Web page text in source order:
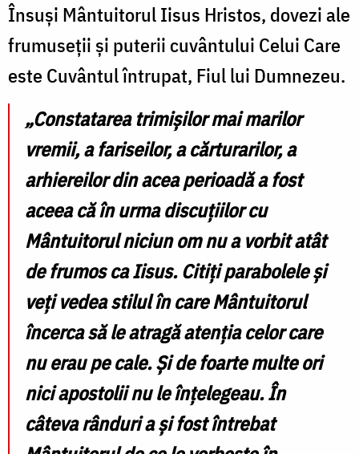
Însuși Mântuitorul Iisus Hristos, dovezi ale
frumuseții și puterii cuvântului Celui Care
este Cuvântul întrupat, Fiul lui Dumnezeu.
„Constatarea trimișilor mai marilor
vremii, a fariseilor, a cărturarilor, a
arhiereilor din acea perioadă a fost
aceea că în urma discuțiilor cu
Mântuitorul niciun om nu a vorbit atât
de frumos ca Iisus. Citiți parabolele și
veți vedea stilul în care Mântuitorul
încerca să le atragă atenția celor care
nu erau pe cale. Și de foarte multe ori
nici apostolii nu le înțelegeau. În
câteva rânduri a și fost întrebat